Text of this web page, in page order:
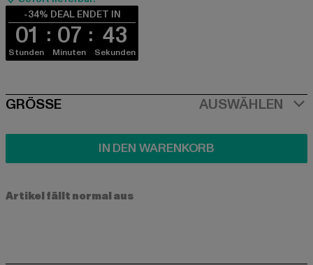
-34% DEAL ENDET IN
01
Stunden
07
Minuten
43
Sekunden
SIZE
GRÖSSE AUSWÄHLEN
IN DEN WARENKORB
Artikel fällt normal aus